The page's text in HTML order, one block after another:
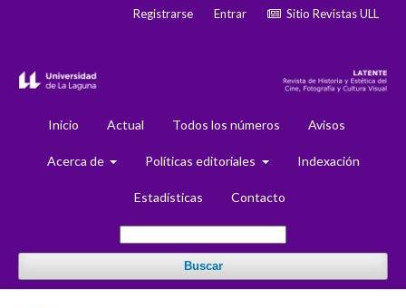
Inicio Actual Todos los números Avisos
Acerca de Políticas editoriales Indexación
Estadísticas Contacto
Buscar
Registrarse Entrar Sitio Revistas ULL